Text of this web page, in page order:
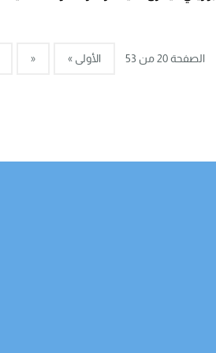
الصفحة 20 من 53 الأولى » «